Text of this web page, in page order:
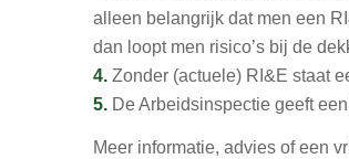
alleen belangrijk dat men een
dan loopt men risico’s bij de
4.Zonder (actuele) RI&E staat
5.De Arbeidsinspectie geeft
Meer informatie, advies of een